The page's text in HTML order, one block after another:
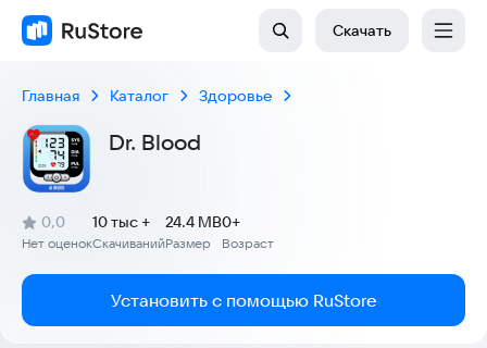
Скачать
Главная Каталог Здоровье
Dr. Blood
Рейтинг:
0,0
(
Нет оценок
)
Скачиваний
10 тыс +
Размер
24.4 MB
Возраст
0+
Установить с помощью RuStore